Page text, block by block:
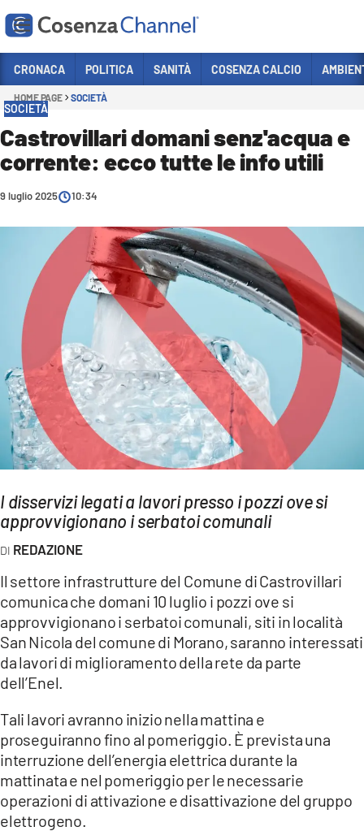
Sezioni
POLITICA
ITALIA MONDO
SANITÀ
SPORT
CULTURA
AMBIENTE
Streaming
LAC TV
LAC NETWORK
LAC ONAIR
LaC
Network
LACPLAY.IT
LACTV.IT
LACONAIR.IT
LACITYMAG.IT
COSENZACHANNEL.IT
ILVIBONESE.IT
CATANZAROCHANNEL.IT
LACAPITALENEWS.IT
CRONACA POLITICA SANITÀ COSENZA CALCIO
HOME PAGE SOCIETÀ
SOCIETÀ
Castrovillari domani senz'acqua e
corrente: ecco tutte le info utili
9 luglio 2025 10:34
I disservizi legati a lavori presso i pozzi ove si
approvvigionano i serbatoi comunali
REDAZIONE
Il settore infrastrutture del Comune di Castrovillari
comunica che domani 10 luglio i pozzi ove si
approvvigionano i serbatoi comunali, siti in località
San Nicola del comune di Morano, saranno interessati
da lavori di miglioramento della rete da parte
dell’Enel.
Tali lavori avranno inizio nella mattina e
proseguiranno fino al pomeriggio. È prevista una
interruzione dell’energia elettrica durante la
mattinata e nel pomeriggio per le necessarie
operazioni di attivazione e disattivazione del gruppo
elettrogeno.